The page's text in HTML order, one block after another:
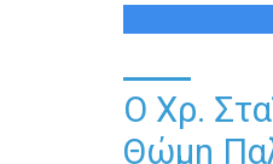
Ο Χρ.
Θώμη